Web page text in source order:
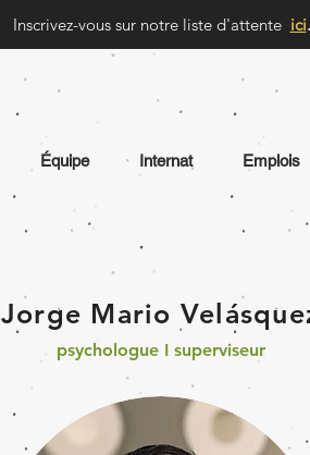
Inscrivez-vous sur notre liste d'attente ici.
Équipe Internat Emplois
Jorge Mario
psychologue I superviseur